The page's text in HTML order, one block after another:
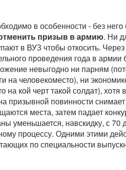
в особенности - без
призыв в армию. Ни
в ВУЗ чтобы откосить.
проведения года в армии
невыгодно ни парням
на человекоместо), ни
на кой черт такой солдат),
призывной повинности
места, затем падает
уменьшается, навскидку, с 70
процессу. Одними этими
по специальности